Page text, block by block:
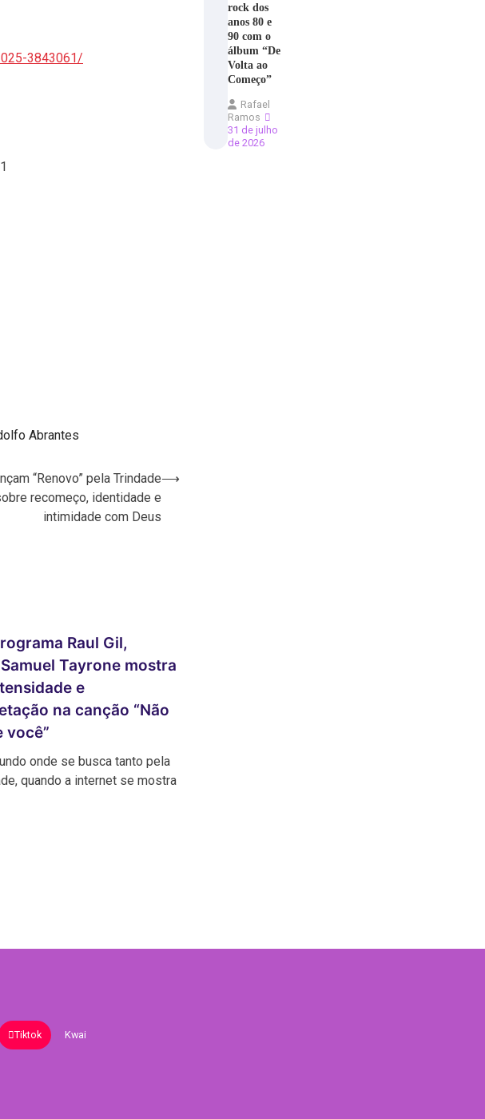
3843061/
Abrantes
“Renovo” pela Trindade
recomeço, identidade e
intimidade com Deus
⟶
Raul Gil,
Tayrone mostra
e
na canção “Não
você”
onde se busca tanto pela
quando a internet se mostra
rock dos
anos 80 e
90 com o
álbum “De
Volta ao
Começo”
Rafael
Ramos
31 de julho
de 2026
Tiktok Kwai